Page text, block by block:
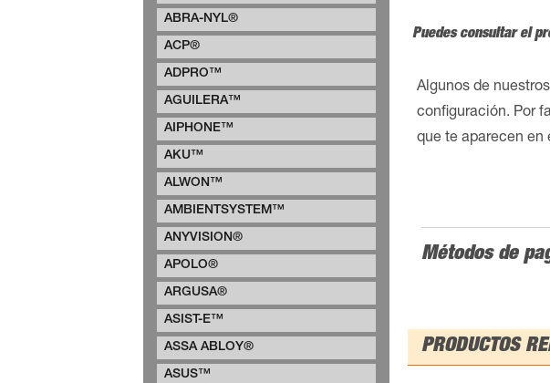
ABRA-NYL®
ACP®
ADPRO™
AGUILERA™
AIPHONE™
AKU™
ALWON™
AMBIENTSYSTEM™
ANYVISION®
APOLO®
ARGUSA®
ASIST-E™
ASSA ABLOY®
ASUS™
Puedes consultar el
Algunos de
configuración. Por
que te aparecen en
Métodos de
PRODUCTOS